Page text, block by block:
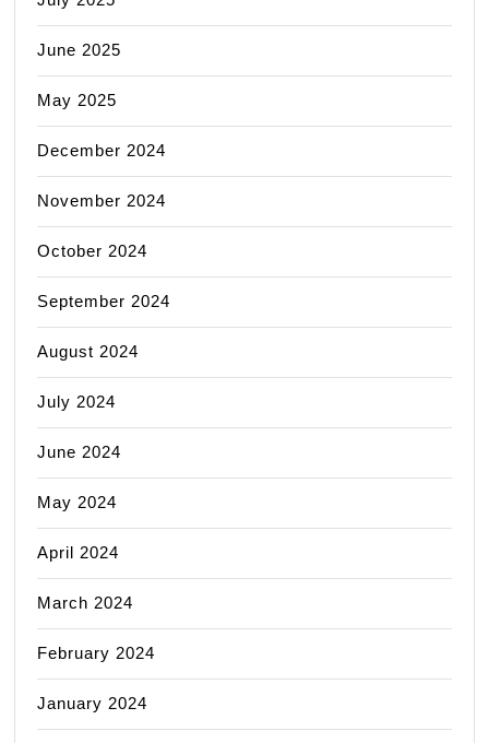
June 2025
May 2025
December 2024
November 2024
October 2024
September 2024
August 2024
July 2024
June 2024
May 2024
April 2024
March 2024
February 2024
January 2024